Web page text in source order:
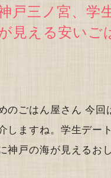
戸三ノ宮、学
見える安いご
のごはん屋さん 今
しますね。学生デー
神戸の海が見えるお